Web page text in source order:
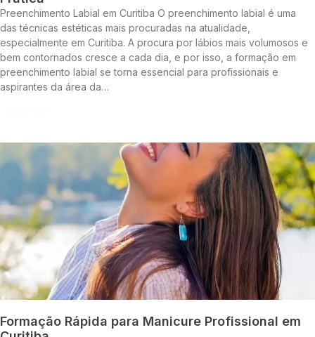
Preenchimento Labial em Curitiba O preenchimento labial é uma
das técnicas estéticas mais procuradas na atualidade,
especialmente em Curitiba. A procura por lábios mais volumosos e
bem contornados cresce a cada dia, e por isso, a formação em
preenchimento labial se torna essencial para profissionais e
aspirantes da área da…
Formação Rápida para Manicure Profissional em